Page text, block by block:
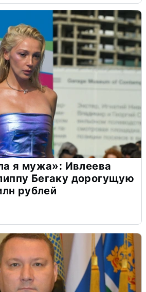
я мужа»: Ивлеева
Бегаку дорогущую
рублей